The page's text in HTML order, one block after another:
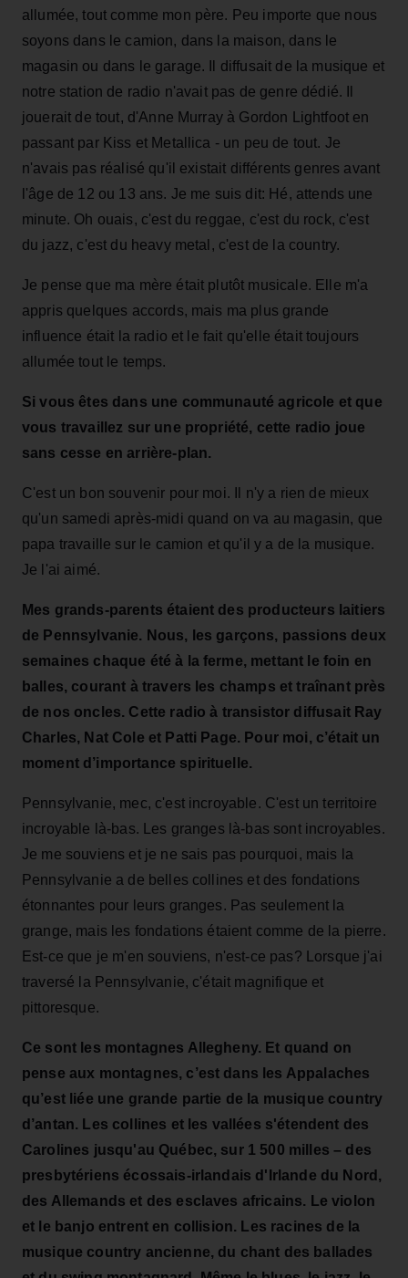
allumée, tout comme mon père. Peu importe que nous
soyons dans le camion, dans la maison, dans le
magasin ou dans le garage. Il diffusait de la musique et
notre station de radio n'avait pas de genre dédié. Il
jouerait de tout, d'Anne Murray à Gordon Lightfoot en
passant par Kiss et Metallica - un peu de tout. Je
n'avais pas réalisé qu'il existait différents genres avant
l'âge de 12 ou 13 ans. Je me suis dit: Hé, attends une
minute. Oh ouais, c'est du reggae, c'est du rock, c'est
du jazz, c'est du heavy metal, c'est de la country.
Je pense que ma mère était plutôt musicale. Elle m'a
appris quelques accords, mais ma plus grande
influence était la radio et le fait qu'elle était toujours
allumée tout le temps.
Si vous êtes dans une communauté agricole et que
vous travaillez sur une propriété, cette radio joue
sans cesse en arrière-plan.
C'est un bon souvenir pour moi. Il n'y a rien de mieux
qu'un samedi après-midi quand on va au magasin, que
papa travaille sur le camion et qu'il y a de la musique.
Je l'ai aimé.
Mes grands-parents étaient des producteurs laitiers
de Pennsylvanie. Nous, les garçons, passions deux
semaines chaque été à la ferme, mettant le foin en
balles, courant à travers les champs et traînant près
de nos oncles. Cette radio à transistor diffusait Ray
Charles, Nat Cole et Patti Page. Pour moi, c’était un
moment d’importance spirituelle.
Pennsylvanie, mec, c'est incroyable. C'est un territoire
incroyable là-bas. Les granges là-bas sont incroyables.
Je me souviens et je ne sais pas pourquoi, mais la
Pennsylvanie a de belles collines et des fondations
étonnantes pour leurs granges. Pas seulement la
grange, mais les fondations étaient comme de la pierre.
Est-ce que je m'en souviens, n'est-ce pas? Lorsque j'ai
traversé la Pennsylvanie, c'était magnifique et
pittoresque.
Ce sont les montagnes Allegheny. Et quand on
pense aux montagnes, c’est dans les Appalaches
qu’est liée une grande partie de la musique country
d’antan. Les collines et les vallées s'étendent des
Carolines jusqu'au Québec, sur 1 500 milles – des
presbytériens écossais-irlandais d'Irlande du Nord,
des Allemands et des esclaves africains. Le violon
et le banjo entrent en collision. Les racines de la
musique country ancienne, du chant des ballades